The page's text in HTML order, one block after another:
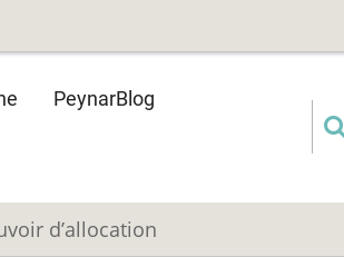
PeynarBlog
d’allocation